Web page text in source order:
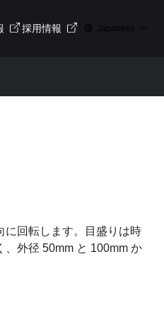
採用情報 Japanese
に回転します。目盛りは時
外径 50mm と 100mm か